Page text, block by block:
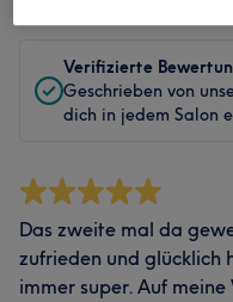
Verifizierte
Geschrieben von
dich in jedem Salon
Das zweite mal da
zufrieden und glücklich
immer super. Auf